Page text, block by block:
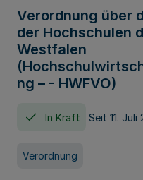
Verordnung über
der Hochschulen
Westfalen
ng – - HWFVO)
In Kraft Seit 11. Juli
Verordnung